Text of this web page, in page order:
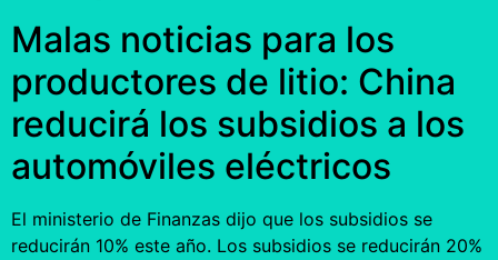
Malas noticias para los
productores de litio: China
reducirá los subsidios a los
automóviles eléctricos
El ministerio de Finanzas dijo que los subsidios se
reducirán 10% este año. Los subsidios se reducirán 20%